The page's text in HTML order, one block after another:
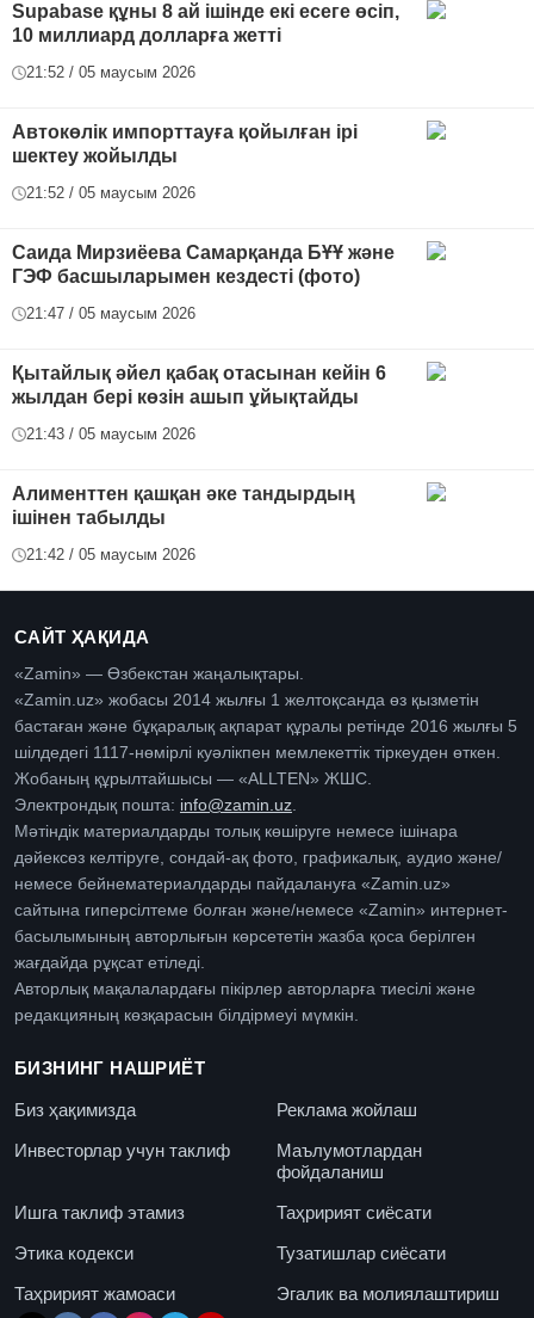
Supabase құны 8 ай ішінде екі есеге өсіп,
10 миллиард долларға жетті
21:52 / 05 маусым 2026
Автокөлік импорттауға қойылған ірі
шектеу жойылды
21:52 / 05 маусым 2026
Саида Мирзиёева Самарқанда БҰҰ және
ГЭФ басшыларымен кездесті (фото)
21:47 / 05 маусым 2026
Қытайлық әйел қабақ отасынан кейін 6
жылдан бері көзін ашып ұйықтайды
21:43 / 05 маусым 2026
Алименттен қашқан әке тандырдың
ішінен табылды
21:42 / 05 маусым 2026
САЙТ ҲАҚИДА
«Zamin» — Өзбекстан жаңалықтары.
«Zamin.uz» жобасы 2014 жылғы 1 желтоқсанда өз қызметін
бастаған және бұқаралық ақпарат құралы ретінде 2016 жылғы 5
шілдедегі 1117-нөмірлі куәлікпен мемлекеттік тіркеуден өткен.
Жобаның құрылтайшысы — «ALLTEN» ЖШС.
Электрондық пошта: info@zamin.uz.
Мәтіндік материалдарды толық көшіруге немесе ішінара
дәйексөз келтіруге, сондай-ақ фото, графикалық, аудио және/
немесе бейнематериалдарды пайдалануға «Zamin.uz»
сайтына гиперсілтеме болған және/немесе «Zamin» интернет-
басылымының авторлығын көрсететін жазба қоса берілген
жағдайда рұқсат етіледі.
Авторлық мақалалардағы пікірлер авторларға тиесілі және
редакцияның көзқарасын білдірмеуі мүмкін.
БИЗНИНГ НАШРИЁТ
Биз ҳақимизда
Реклама жойлаш
Инвесторлар учун таклиф
Маълумотлардан
фойдаланиш
Ишга таклиф этамиз
Таҳририят сиёсати
Этика кодекси
Тузатишлар сиёсати
Таҳририят жамоаси
Эгалик ва молиялаштириш